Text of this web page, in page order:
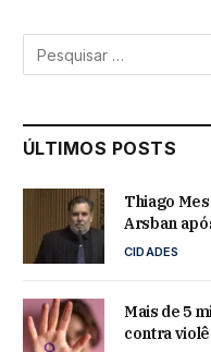
ÚLTIMOS POSTS
Thiago
Arsban
CIDADES
Mais de 5
contra